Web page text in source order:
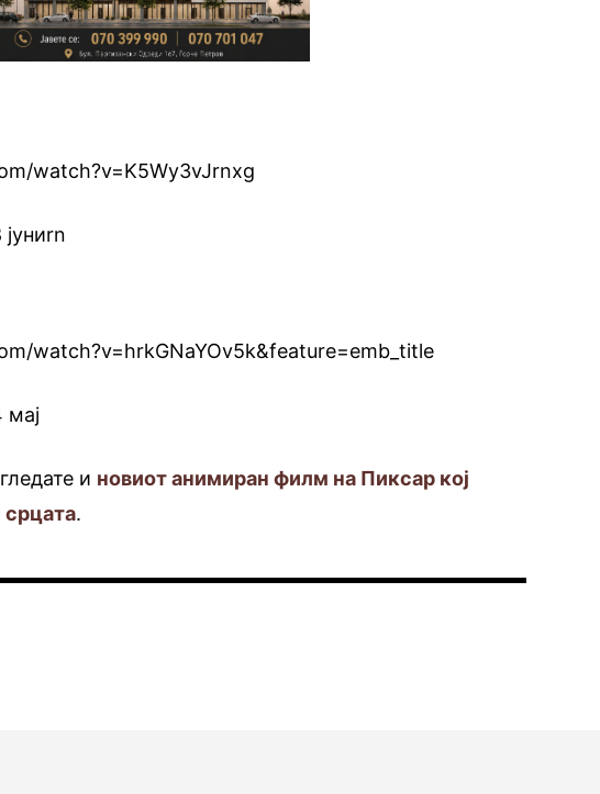
watch?v=K5Wy3vJrnxg
watch?v=hrkGNaYOv5k&feature=emb_title
мај
и новиот анимиран филм на Пиксар кој
срцата.